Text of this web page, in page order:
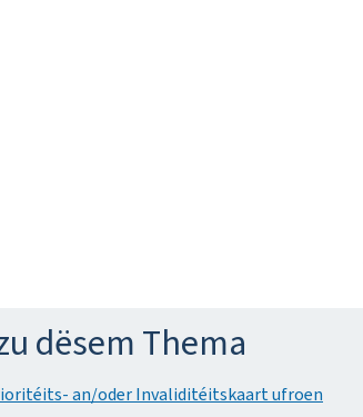
dësem Thema
an/oder Invaliditéitskaart ufroen